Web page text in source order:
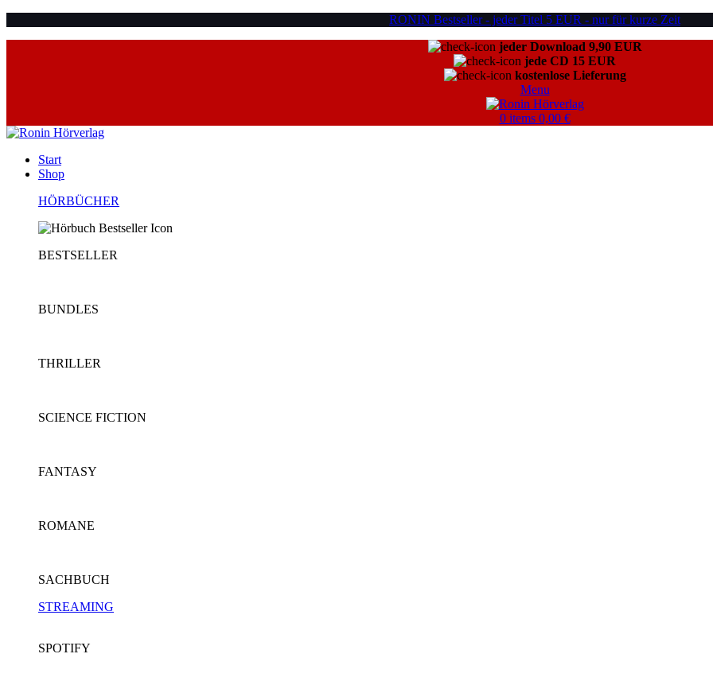
RONIN Bestseller - jeder Titel 5 EUR - nur für kurze Zeit
jeder Download 9,90 EUR
jede CD 15 EUR
kostenlose Lieferung
Menu
0 items 0,00 €
Start
Shop
HÖRBÜCHER
BESTSELLER
BUNDLES
THRILLER
SCIENCE FICTION
FANTASY
ROMANE
SACHBUCH
STREAMING
SPOTIFY